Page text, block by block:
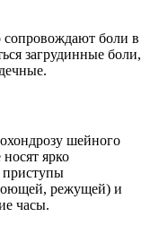
сопровождают боли в
загрудинные боли,
шейного
ярко
приступы
режущей) и
часы.